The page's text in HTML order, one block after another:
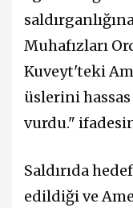
Muhafızları
Kuveyt'teki
üslerini hassas
vurdu."
Saldırıda
edildiği ve